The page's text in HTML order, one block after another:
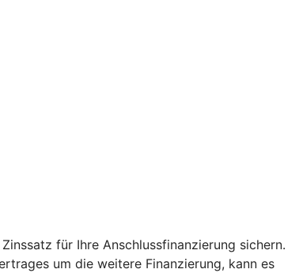
für Ihre Anschlussfinanzierung sichern.
um die weitere Finanzierung, kann es